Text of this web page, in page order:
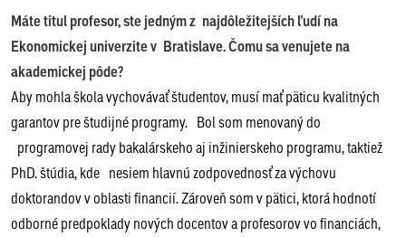
Máte titul profesor, ste jedným z najdôležitejších ľudí na
Ekonomickej univerzite v Bratislave. Čomu sa venujete na
akademickej pôde?
Aby mohla škola vychovávať študentov, musí mať päticu kvalitných
garantov pre študijné programy. Bol som menovaný do
programovej rady bakalárskeho aj inžinierskeho programu, taktiež
PhD. štúdia, kde nesiem hlavnú zodpovednosť za výchovu
doktorandov v oblasti financií. Zároveň som v pätici, ktorá hodnotí
odborné predpoklady nových docentov a profesorov vo financiách,